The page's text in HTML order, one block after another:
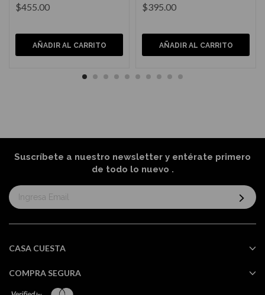
$455.00
AÑADIR AL CARRITO
$395.00
AÑADIR AL CARRITO
Suscríbete a nuestro newsletter y entérate primero
de todo lo nuevo .
Suscríbase
al
informativo:
CASA CUESTA
COMPRA SEGURA